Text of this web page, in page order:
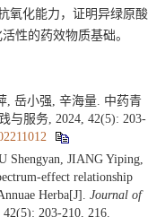
氧化能力，证明异绿原酸
性的药效物质基础。
, 岳小强, 辛海量. 中药青
与服务, 2024, 42(5): 203-
JIANG Yiping,
effect relationship
Herba[J]. Journal of
42(5): 203-210, 216.